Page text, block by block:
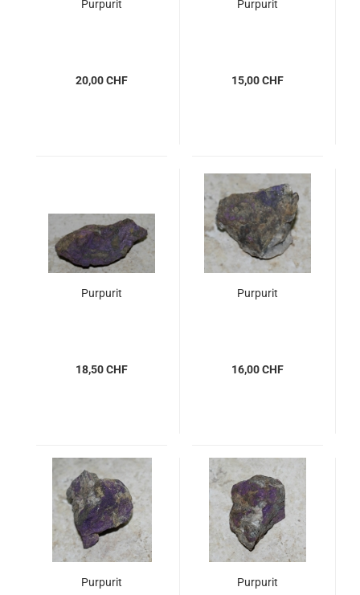
Purpurit
20,00 CHF
Purpurit
15,00 CHF
Purpurit
18,50 CHF
Purpurit
16,00 CHF
Purpurit Purpurit